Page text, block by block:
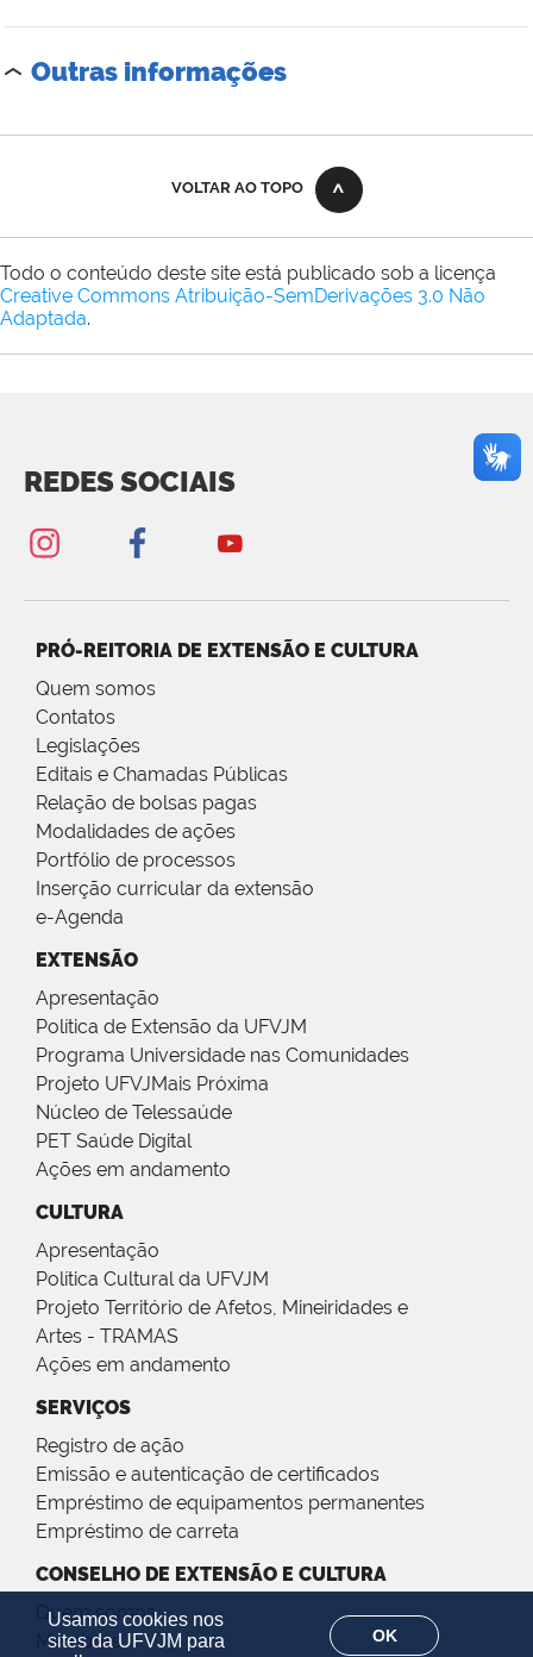
Usamos cookies nos
sites da UFVJM para
OK
Outras informações
VOLTAR AO TOPO
Todo o conteúdo deste site está publicado sob a licença
Creative Commons Atribuição-SemDerivações 3.0 Não
Adaptada.
REDES SOCIAIS
PRÓ-REITORIA DE EXTENSÃO E CULTURA
Quem somos
Contatos
Legislações
Editais e Chamadas Públicas
Relação de bolsas pagas
Modalidades de ações
Portfólio de processos
Inserção curricular da extensão
e-Agenda
EXTENSÃO
Apresentação
Política de Extensão da UFVJM
Programa Universidade nas Comunidades
Projeto UFVJMais Próxima
Núcleo de Telessaúde
PET Saúde Digital
Ações em andamento
CULTURA
Apresentação
Política Cultural da UFVJM
Projeto Território de Afetos, Mineiridades e
Artes - TRAMAS
Ações em andamento
SERVIÇOS
Registro de ação
Emissão e autenticação de certificados
Empréstimo de equipamentos permanentes
Empréstimo de carreta
CONSELHO DE EXTENSÃO E CULTURA
Quem somos
Membros